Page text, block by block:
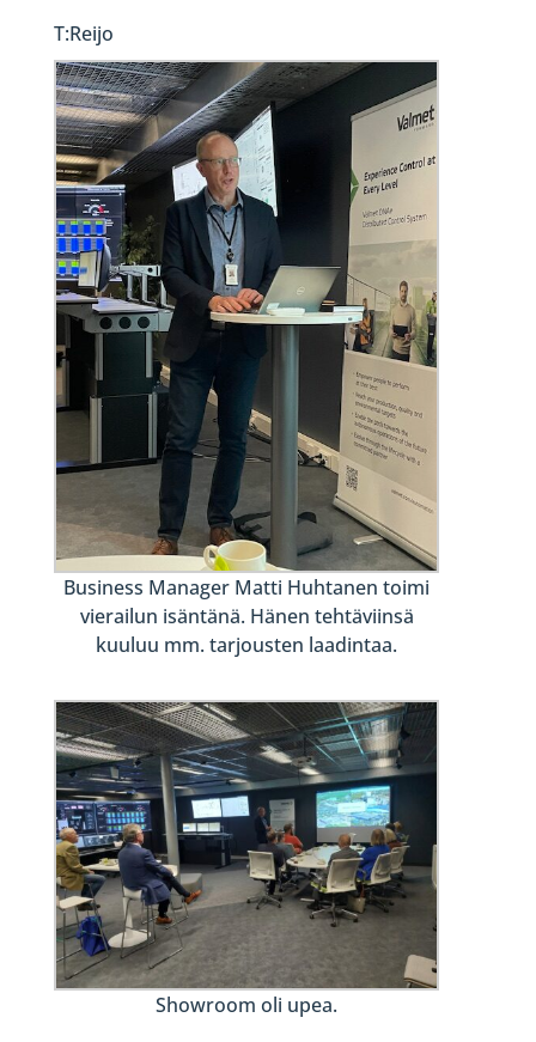
T:Reijo
Business Manager Matti Huhtanen toimi
vierailun isäntänä. Hänen tehtäviinsä
kuuluu mm. tarjousten laadintaa.
Showroom oli upea.